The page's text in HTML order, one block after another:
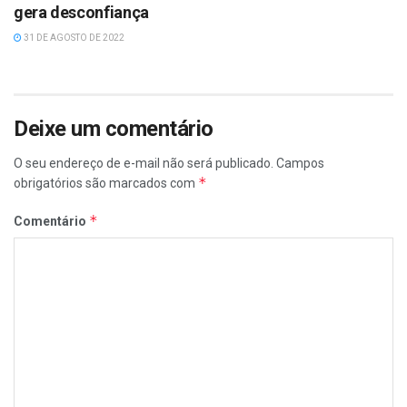
gera desconfiança
31 DE AGOSTO DE 2022
Deixe um comentário
O seu endereço de e-mail não será publicado. Campos
obrigatórios são marcados com *
Comentário *